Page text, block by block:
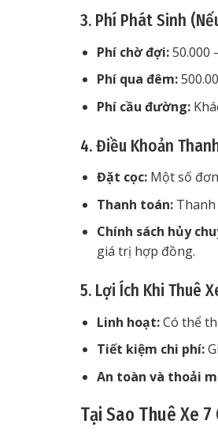
3. Phí Phát Sinh
Phí chờ đợi:50.000
Phí qua đêm:
Phí cầu đường:
4. Điều Khoản
Đặt cọc:Một số đơn
Thanh toán:Thanh
Chính sách hủy
giá trị hợp đồng.
5. Lợi Ích Khi Thuê
Linh hoạt:Có thể
Tiết kiệm chi phí:
An toàn và thoải
Tại Sao Thuê Xe